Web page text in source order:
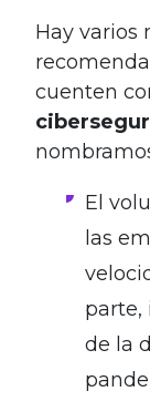
Hay varios
cuenten
El
las
parte,
de la